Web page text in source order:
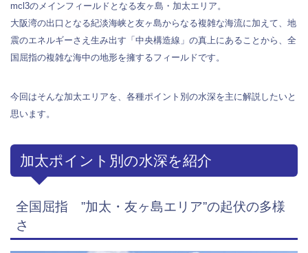
mcl3のメインフィールドとなる友ヶ島・加太エリア。
大阪湾の出口となる紀淡海峡と友ヶ島からなる複雑な海流に加えて、地
震のエネルギーさえ生み出す「中央構造線」の真上にあることから、全
国屈指の複雑な海中の地形を擁するフィールドです。
今回はそんな加太エリアを、各種ポイント別の水深を主に解説したいと
思います。
加太ポイント別の水深を紹介
全国屈指 ”加太・友ヶ島エリア”の起伏の多様
さ